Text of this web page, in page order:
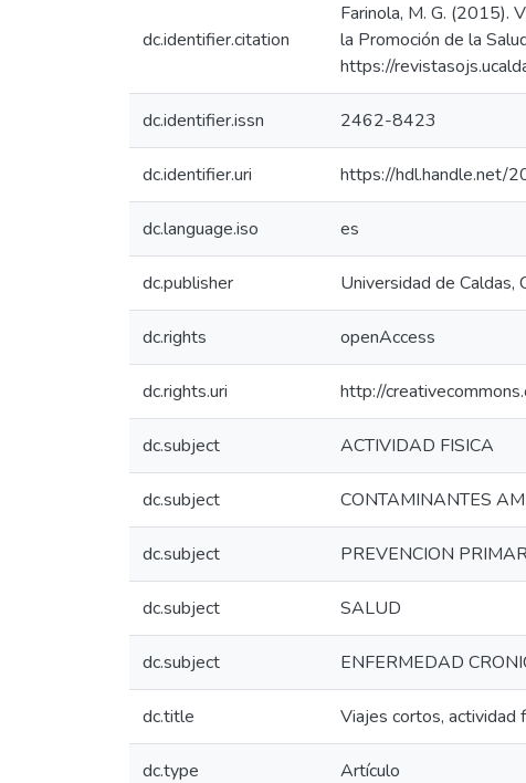
dc.identifier.citation
Farinola, M. G. (2015).
la Promoción de la
https://
dc.identifier.issn 2462-8423
dc.identifier.uri https://hdl.handle.net/
dc.language.iso es
dc.publisher Universidad de Caldas,
dc.rights openAccess
dc.rights.uri http://
dc.subject ACTIVIDAD FISICA
dc.subject CONTAMINANTES
dc.subject PREVENCION
dc.subject SALUD
dc.subject ENFERMEDAD
dc.title Viajes cortos, actividad
dc.type Artículo